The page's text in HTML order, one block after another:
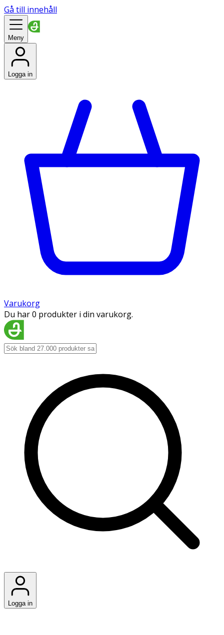
Gå till innehåll
Meny
Logga in
Varukorg
Du har 0 produkter i din varukorg.
Logga in